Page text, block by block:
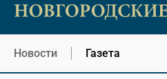
Новости Газета